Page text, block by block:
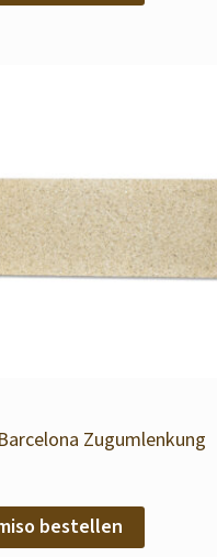
Zugumlenkung
bestellen